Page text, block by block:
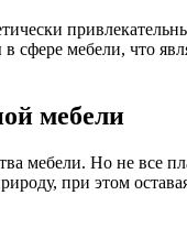
в сфере мебели, что
мебели
мебели. Но не все
при этом